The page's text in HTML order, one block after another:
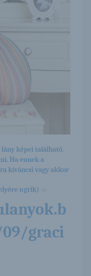
képei található.
Ha ennek a
kíváncsi vagy akkor
ugrik) -:-
graci